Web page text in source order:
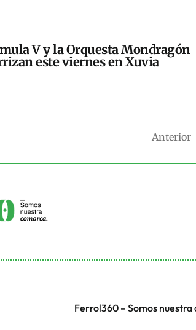
V y la Orquesta Mondragón
este viernes en Xuvia
Anterior
Ferrol360 – Somos